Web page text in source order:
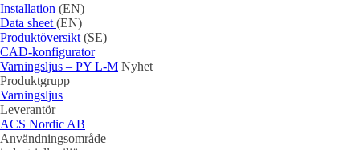
Installation (EN)
Data sheet (EN)
Produktöversikt (SE)
CAD-konfigurator
Varningsljus – PY L-M Nyhet
Produktgrupp
Varningsljus
Leverantör
ACS Nordic AB
Användningsområde